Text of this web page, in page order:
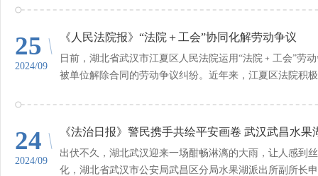
25
2024/09
《人民法院报》“法院＋工会”协同化解劳动争议
日前，湖北省武汉市江夏区人民法院运用“法院﹢工会”劳
被单位解除合同的劳动争议纠纷。近年来，江夏区法院积
24
2024/09
《法治日报》警民携手共绘平安画卷 武汉武昌水
出伏不久，湖北武汉迎来一场酣畅淋漓的大雨，让人感到
化，湖北省武汉市公安局武昌区分局水果湖派出所副所长